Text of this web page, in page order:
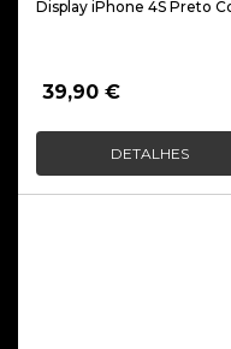
Display iPhone 4S Preto
39,90 €
DETALHES